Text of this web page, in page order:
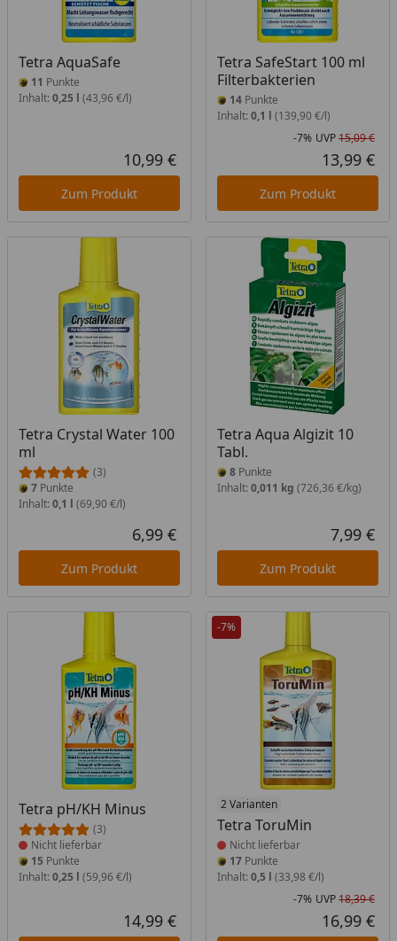
Tetra AquaSafe
11 Punkte
Inhalt: 0,25 l (43,96 €/l)
Aktueller Preis
10,99 €
Zum Produkt
Tetra SafeStart 100 ml
Filterbakterien
14Punkte
Inhalt: 0,1 l (139,90 €/l)
-7% UVP15,09 €
13,99 €
Zum Produkt
Tetra Crystal Water 100
ml
(3)
7 Punkte
Inhalt: 0,1 l (69,90 €/l)
Aktueller Preis
6,99 €
Zum Produkt
Tetra Aqua Algizit 10
Tabl.
8Punkte
Inhalt: 0,011 kg (726,36 €/kg)
7,99 €
Zum Produkt
Tetra pH/KH Minus
(3)
Produkt nicht lieferbar
Nicht lieferbar
15 Punkte
Inhalt: 0,25 l (59,96 €/l)
Aktueller Preis
14,99 €
-7%
2 Varianten
Tetra ToruMin
Produkt nicht lieferbar
Nicht lieferbar
17Punkte
Inhalt: 0,5 l (33,98 €/l)
-7% UVP18,39 €
16,99 €